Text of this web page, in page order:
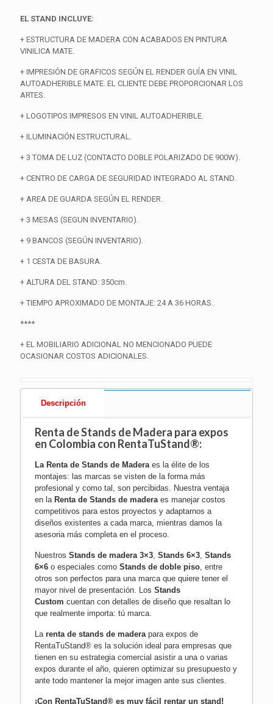
EL STAND INCLUYE:
+ ESTRUCTURA DE MADERA CON ACABADOS EN PINTURA
VINILICA MATE.
+ IMPRESIÓN DE GRAFICOS SEGÚN EL RENDER GUÍA EN VINIL
AUTOADHERIBLE MATE. EL CLIENTE DEBE PROPORCIONAR LOS
ARTES.
+ LOGOTIPOS IMPRESOS EN VINIL AUTOADHERIBLE.
+ ILUMINACIÓN ESTRUCTURAL.
+ 3 TOMA DE LUZ (CONTACTO DOBLE POLARIZADO DE 900W).
+ CENTRO DE CARGA DE SEGURIDAD INTEGRADO AL STAND.
+ AREA DE GUARDA SEGÚN EL RENDER.
+ 3 MESAS (SEGUN INVENTARIO).
+ 9 BANCOS (SEGÚN INVENTARIO).
+ 1 CESTA DE BASURA.
+ ALTURA DEL STAND: 350cm.
+ TIEMPO APROXIMADO DE MONTAJE: 24 A 36 HORAS.
****
+ EL MOBILIARIO ADICIONAL NO MENCIONADO PUEDE
OCASIONAR COSTOS ADICIONALES.
Descripción
Renta de Stands de Madera para expos
en Colombia con RentaTuStand®:
La Renta de Stands de Madera es la élite de los
montajes: las marcas se visten de la forma más
profesional y como tal, son percibidas. Nuestra ventaja
en la Renta de Stands de maderaes manejar costos
competitivos para estos proyectos y adaptarnos a
diseños existentes a cada marca, mientras damos la
asesoria más completa en el proceso.
Nuestros Stands de madera 3×3, Stands 6×3, Stands
6×6o especiales como Stands de doble piso, entre
otros son perfectos para una marca que quiere tener el
mayor nivel de presentación. Los Stands
Custom cuentan con detalles de diseño que resaltan lo
que realmente importa: tú marca.
La renta de stands de madera para expos de
RentaTuStand® es la solución ideal para empresas que
tienen en su estrategia comercial asistir a una o varias
expos durante el año, quieren optimizar su presupuesto y
ante todo mantener la mejor imagen ante sus clientes.
¡Con RentaTuStand® es muy fácil rentar un stand!